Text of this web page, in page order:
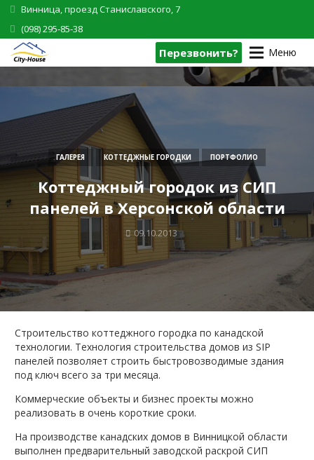
Винница, проезд Станиславского, 7
(098) 295-85-38
Перезвонить? Меню
Коттеджный городок из СИП
панелей в Херсонской области
09.10.2013
ГАЛЕРЕЯ КОТТЕДЖНЫЕ ГОРОДКИ ПОРТФОЛИО
Строительство коттеджного городка по канадской
технологии. Технология строительства домов из SIP
панелей позволяет строить быстровозводимые здания
под ключ всего за три месяца.
Коммерческие объекты и бизнес проекты можно
реализовать в очень короткие сроки.
На производстве канадских домов в Винницкой области
выполнен предварительный заводской раскрой СИП